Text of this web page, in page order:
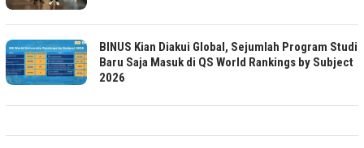
BINUS Kian Diakui Global, Sejumlah Program Studi
Baru Saja Masuk di QS World Rankings by Subject
2026